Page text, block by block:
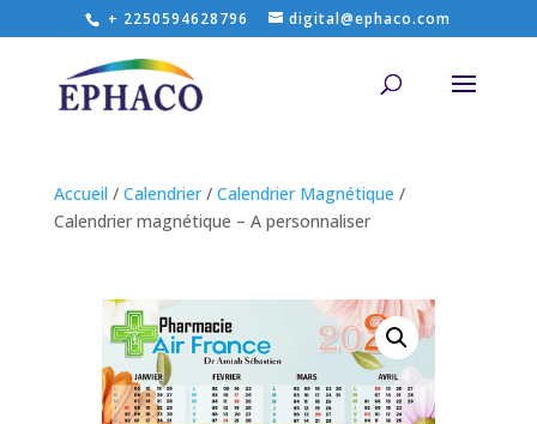
+ 2250594628796 digital@ephaco.com
Accueil / Calendrier/ Calendrier Magnétique /
Calendrier magnétique – A personnaliser